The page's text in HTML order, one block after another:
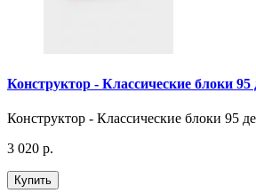
Конструктор - Классические блоки 95
Конструктор - Классические блоки 95
3 020 р.
Купить